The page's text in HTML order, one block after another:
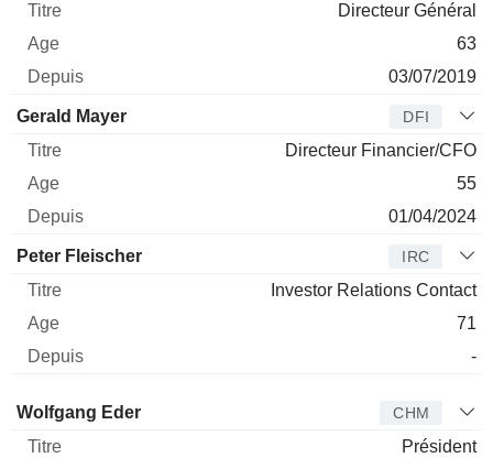
Directeur Général
63
03/07/2019
Gerald Mayer DFI
Directeur Financier/CFO
55
01/04/2024
Peter Fleischer IRC
Investor Relations Contact
71
-
Administrateur Titre
Wolfgang Eder CHM
Président